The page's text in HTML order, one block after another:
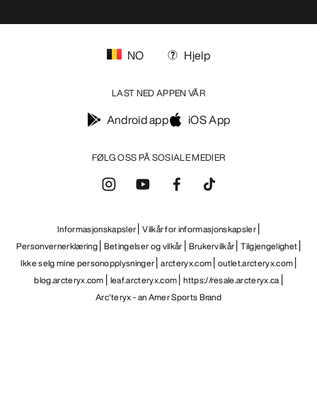
FØLG OSS PÅ SOSIALE MEDIER
NO Hjelp
LAST NED APPEN VÅR
Android app iOS App
Informasjonskapsler Vilkår for informasjonskapsler
Personvernerklæring Betingelser og vilkår Brukervilkår Tilgjengelighet
Ikke selg mine personopplysninger arcteryx.com outlet.arcteryx.com
blog.arcteryx.com leaf.arcteryx.com https://resale.arcteryx.ca
Arc'teryx - an Amer Sports Brand